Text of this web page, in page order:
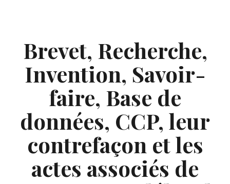
Brevet, Recherche,
Invention, Savoir-
faire, Base de
données, CCP, leur
contrefaçon et les
actes associés de